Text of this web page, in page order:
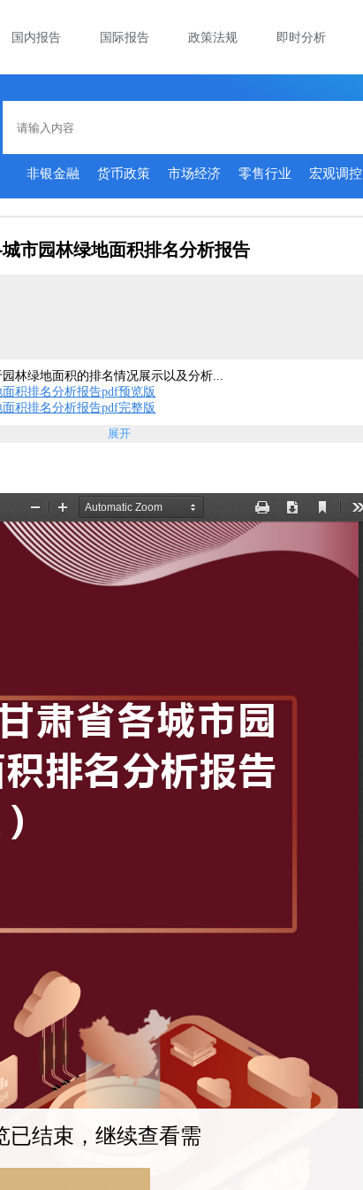
国内报告 国际报告 政策法规 即时分析
非银金融 货币政策 市场经济 零售行业 宏观调控
市园林绿地面积排名分析报告
林绿地面积的排名情况展示以及分析...
积排名分析报告pdf预览版
积排名分析报告pdf完整版
展开
已结束，继续查看需